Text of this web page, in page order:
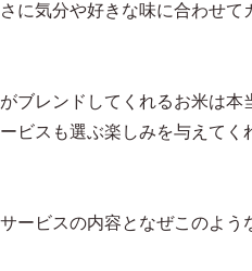
に気分や好きな味に合わせ
ブレンドしてくれるお米は本
ビスも選ぶ楽しみを与えてく
ービスの内容となぜこのよう